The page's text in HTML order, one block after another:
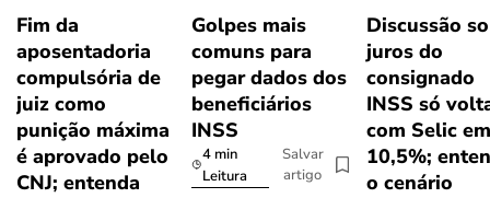
Fim da
aposentadoria
compulsória de
juiz como
punição máxima
é aprovado pelo
CNJ; entenda
Golpes mais
comuns para
pegar dados dos
beneficiários
INSS
4 min
Leitura
Salvar
artigo
Discussão
juros do
consignado
INSS só
com Selic em
10,5%;
o cenário